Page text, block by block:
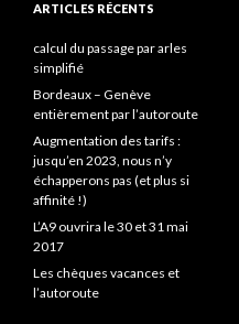
ARTICLES RÉCENTS
calcul du passage par arles
simplifié
Bordeaux – Genève
entièrement par l’autoroute
Augmentation des tarifs :
jusqu’en 2023, nous n’y
échapperons pas (et plus si
affinité !)
L’A9 ouvrira le 30 et 31 mai
2017
Les chèques vacances et
l’autoroute